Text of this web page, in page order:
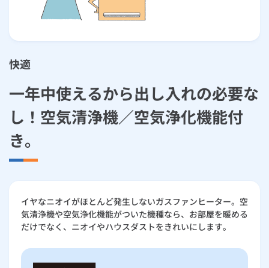
快適
一年中使えるから出し入れの必要な
し！空気清浄機／空気浄化機能付
き。
イヤなニオイがほとんど発生しないガスファンヒーター。空
気清浄機や空気浄化機能がついた機種なら、お部屋を暖める
だけでなく、ニオイやハウスダストをきれいにします。